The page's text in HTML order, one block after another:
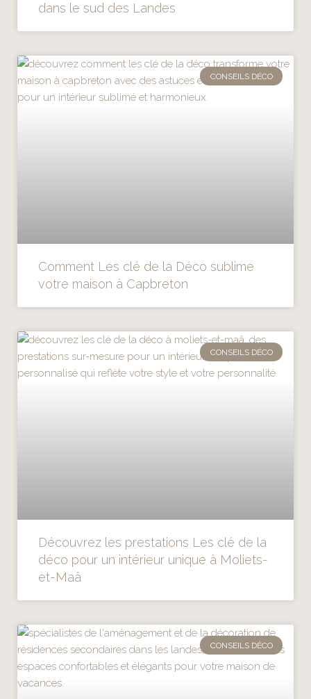
dans le sud des Landes
CONSEILS DÉCO
Comment Les clé de la Déco sublime
votre maison à Capbreton
CONSEILS DÉCO
Découvrez les prestations Les clé de la
déco pour un intérieur unique à Moliets-
et-Maâ
CONSEILS DÉCO